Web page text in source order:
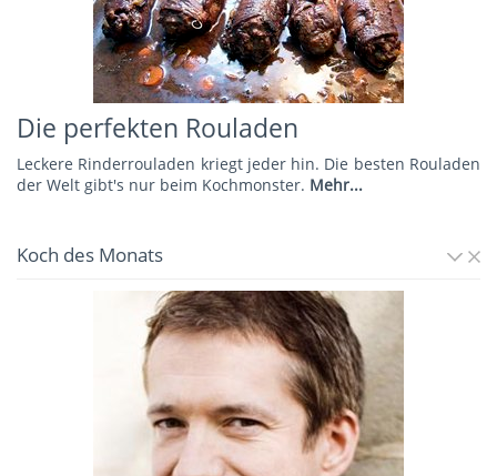
Die perfekten Rouladen
Leckere Rinderrouladen kriegt jeder hin. Die besten Rouladen
der Welt gibt's nur beim Kochmonster. Mehr...
Koch des Monats